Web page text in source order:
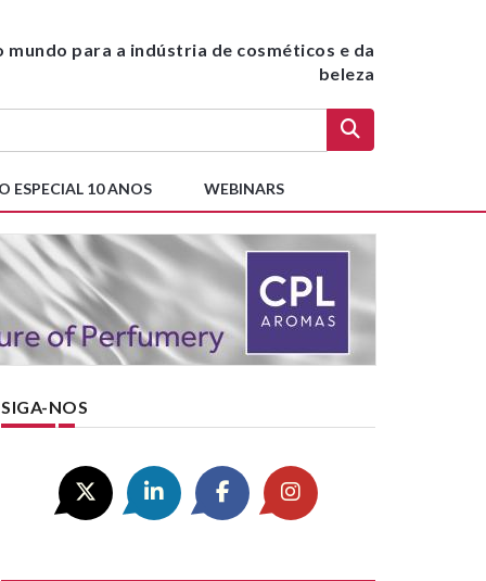
mundo para a indústria de cosméticos e da
beleza
ESPECIAL 10 ANOS WEBINARS
SIGA-NOS